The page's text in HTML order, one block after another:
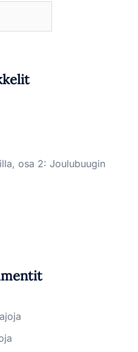
osa 2: Joulubuugin